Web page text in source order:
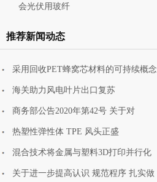
会光伏用玻纤
中国玻璃纤维工业协
推荐新闻动态
采用回收PET蜂窝芯材料的可持续概念
海关助力风电叶片出口复苏
商务部公告2020年第42号 关于对
热塑性弹性体 TPE 风头正盛
混合技术将金属与塑料3D打印并行化
关于进一步提高认识 规范程序 扎实做